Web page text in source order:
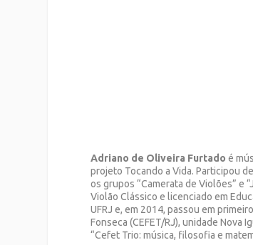
Adriano de Oliveira Furtado é
projeto Tocando a Vida. Participou
os grupos “Camerata de Violões” e
Violão Clássico e licenciado em
UFRJ e, em 2014, passou em
Fonseca (CEFET/RJ), unidade
“Cefet Trio: música, filosofia e